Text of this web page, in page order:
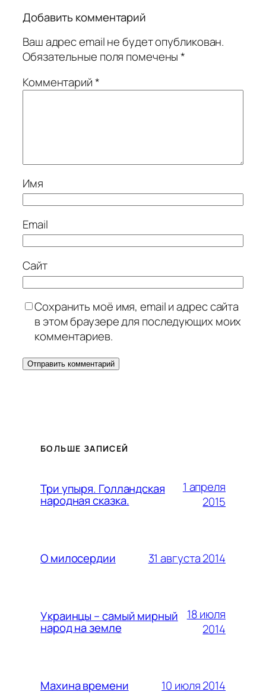
Добавить комментарий
Ваш адрес email не будет опубликован.
Обязательные поля помечены*
Комментарий*
Имя
Email
Сайт
Сохранить моё имя, email и адрес сайта
в этом браузере для последующих моих
комментариев.
БОЛЬШЕ ЗАПИСЕЙ
Три упыря. Голландская
народная сказка.
1 апреля
2015
О милосердии 31 августа 2014
Украинцы – самый мирный
народ на земле
18 июля
2014
Махина времени 10 июля 2014